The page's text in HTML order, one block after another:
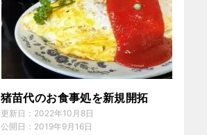
猪苗代のお食事処を新規開拓
更新日： 2022年10月8日
公開日： 2019年9月16日